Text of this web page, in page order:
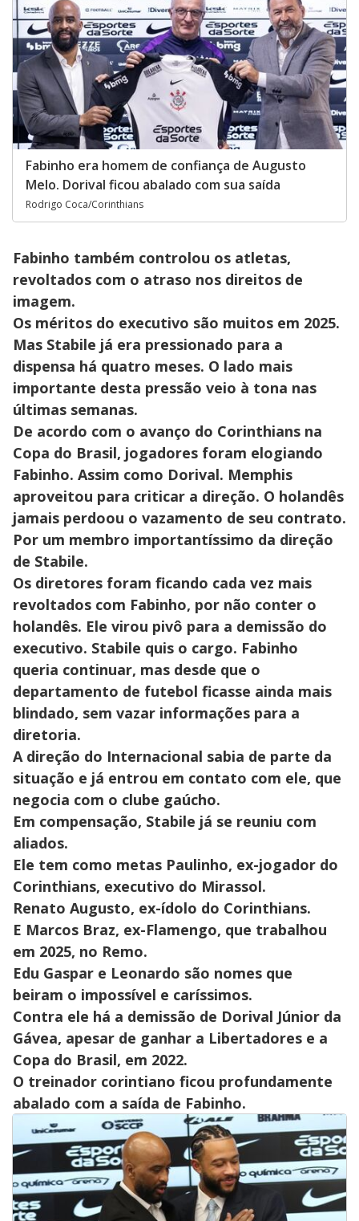
Fabinho era homem de confiança de Augusto
Melo. Dorival ficou abalado com sua saída
Rodrigo Coca/Corinthians
Fabinho também controlou os atletas,
revoltados com o atraso nos direitos de
imagem.
Os méritos do executivo são muitos em 2025.
Mas Stabile já era pressionado para a
dispensa há quatro meses. O lado mais
importante desta pressão veio à tona nas
últimas semanas.
De acordo com o avanço do Corinthians na
Copa do Brasil, jogadores foram elogiando
Fabinho. Assim como Dorival. Memphis
aproveitou para criticar a direção. O holandês
jamais perdoou o vazamento de seu contrato.
Por um membro importantíssimo da direção
de Stabile.
Os diretores foram ficando cada vez mais
revoltados com Fabinho, por não conter o
holandês. Ele virou pivô para a demissão do
executivo. Stabile quis o cargo. Fabinho
queria continuar, mas desde que o
departamento de futebol ficasse ainda mais
blindado, sem vazar informações para a
diretoria.
A direção do Internacional sabia de parte da
situação e já entrou em contato com ele, que
negocia com o clube gaúcho.
Em compensação, Stabile já se reuniu com
aliados.
Ele tem como metas Paulinho, ex-jogador do
Corinthians, executivo do Mirassol.
Renato Augusto, ex-ídolo do Corinthians.
E Marcos Braz, ex-Flamengo, que trabalhou
em 2025, no Remo.
Edu Gaspar e Leonardo são nomes que
beiram o impossível e caríssimos.
Contra ele há a demissão de Dorival Júnior da
Gávea, apesar de ganhar a Libertadores e a
Copa do Brasil, em 2022.
O treinador corintiano ficou profundamente
abalado com a saída de Fabinho.